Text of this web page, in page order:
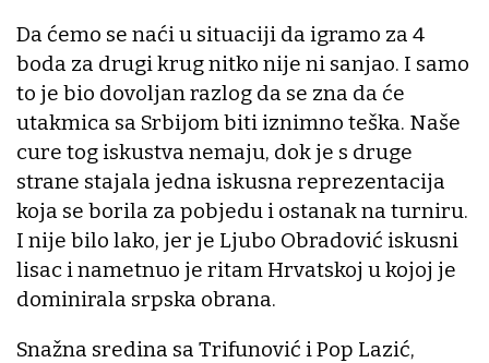
Da ćemo se naći u situaciji da igramo za 4
boda za drugi krug nitko nije ni sanjao. I samo
to je bio dovoljan razlog da se zna da će
utakmica sa Srbijom biti iznimno teška. Naše
cure tog iskustva nemaju, dok je s druge
strane stajala jedna iskusna reprezentacija
koja se borila za pobjedu i ostanak na turniru.
I nije bilo lako, jer je Ljubo Obradović iskusni
lisac i nametnuo je ritam Hrvatskoj u kojoj je
dominirala srpska obrana.
Snažna sredina sa Trifunović i Pop Lazić,